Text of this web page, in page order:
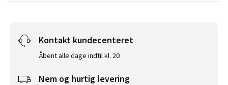
Kontakt kundecenteret
Åbent alle dage indtil kl. 20
Nem og hurtig levering